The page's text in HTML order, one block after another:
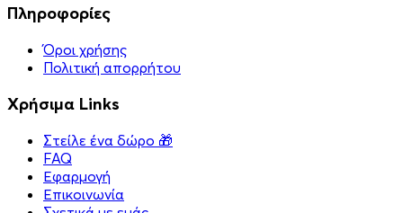
Πληροφορίες
Όροι χρήσης
Πολιτική απορρήτου
Χρήσιμα Links
Στείλε ένα δώρο 🎁
FAQ
Εφαρμογή
Επικοινωνία